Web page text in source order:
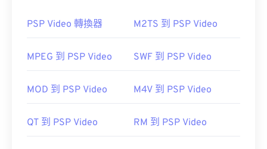
括行動裝置）上開啟它。
Apple 的 Final
Cut Pro
PSP Video 轉換器 M2TS 到 PSP Video
MPEG 到 PSP Video SWF 到 PSP Video
MOD 到 PSP Video M4V 到 PSP Video
QT 到 PSP Video RM 到 PSP Video